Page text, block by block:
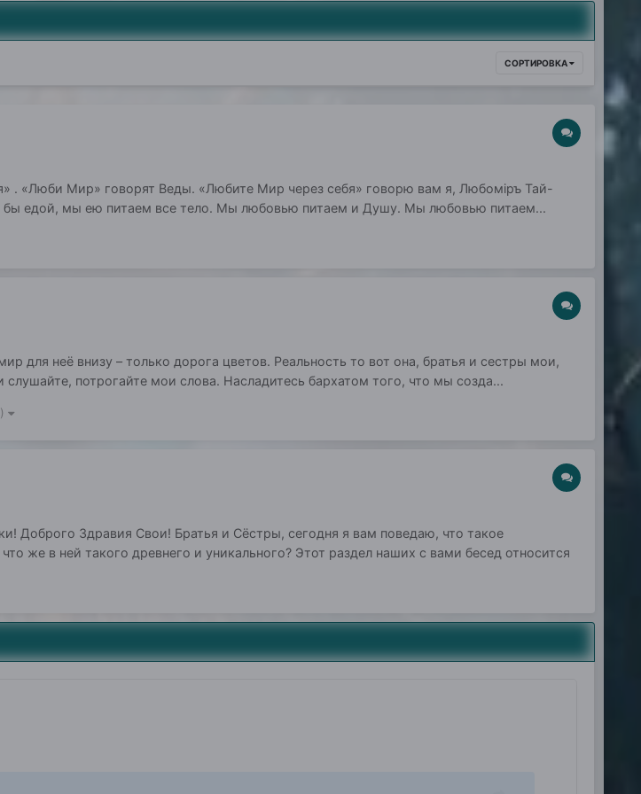
СОРТИРОВКА
. «Люби Мир» говорят Веды. «Любите Мир через себя» говорю вам я, Любомiръ Тай-
едой, мы ею питаем все тело. Мы любовью питаем и Душу. Мы любовью питаем...
для неё внизу – только дорога цветов. Реальность то вот она, братья и сестры мои,
потрогайте мои слова. Насладитесь бархатом того, что мы созда...
Доброго Здравия Свои! Братья и Сёстры, сегодня я вам поведаю, что такое
же в ней такого древнего и уникального? Этот раздел наших с вами бесед относится